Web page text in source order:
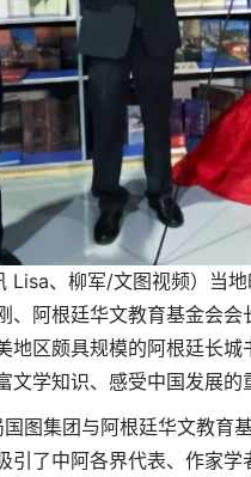
Lisa、柳军/文图视频）当
、阿根廷华文教育基金会
地区颇具规模的阿根廷长
文学知识、感受中国发展的
图集团与阿根廷华文教育
引了中阿各界代表、作家学